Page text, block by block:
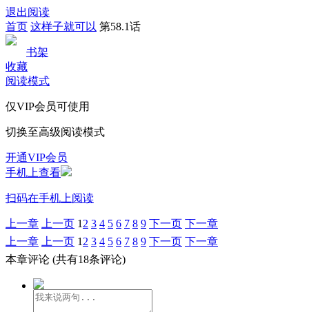
退出阅读
首页 这样子就可以 第58.1话
书架
收藏
阅读模式
仅VIP会员可使用
切换至高级阅读模式
开通VIP会员
手机上查看
扫码在手机上阅读
上一章 上一页 1 2 3 4 5 6 7 8 9 下一页 下一章
上一章
上一页 1 2 3 4 5 6 7 8 9 下一页 下一章
本章评论 (共有18条评论)